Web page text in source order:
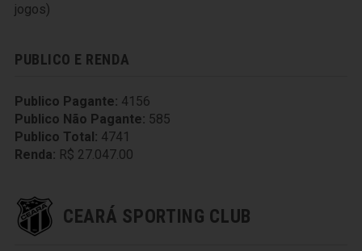
jogos)
PUBLICO E RENDA
Publico Pagante: 4156
Publico Não Pagante: 585
Publico Total: 4741
Renda: R$ 27.047.00
CEARÁ SPORTING CLUB